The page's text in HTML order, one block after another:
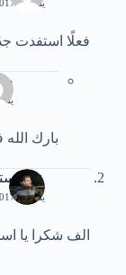
يناير 9, 2017 | 2:55 م
فعلًا استفدت
يناير 9, 2017 | 4:53 م
بارك
يناير 9, 2017 | 6:02 م
الف شكرا يا